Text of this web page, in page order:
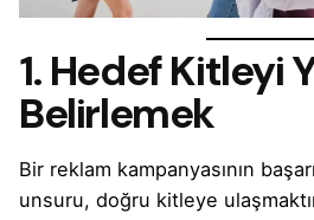
1. Hedef Kitleyi
Belirlemek
Bir reklam kampanyasının
unsuru, doğru kitleye